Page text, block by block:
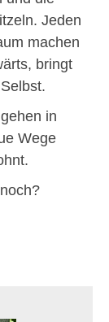
Jeden
machen
bringt
in
Wege